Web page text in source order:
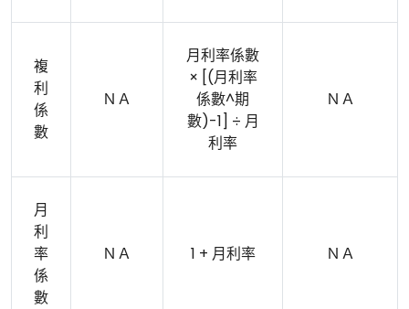
複
利
係
數
ＮＡ
月利率係數
× [(月利率
係數^期
數)-1] ÷ 月
利率
ＮＡ
月
利
率
係
數
ＮＡ 1 + 月利率 ＮＡ